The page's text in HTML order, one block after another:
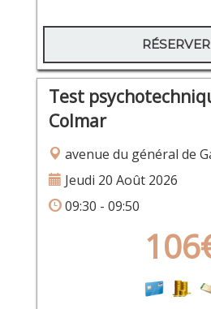
RÉSERVER
Test
Colmar
avenue du général de
Jeudi 20 Août 2026
09:30 - 09:50